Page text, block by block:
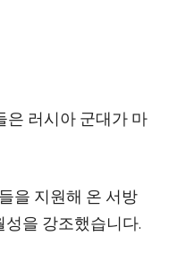
은 러시아 군대가 마
을 지원해 온 서방
을 강조했습니다.